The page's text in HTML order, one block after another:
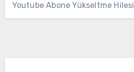
Youtube Abone Yükseltme Hilesi